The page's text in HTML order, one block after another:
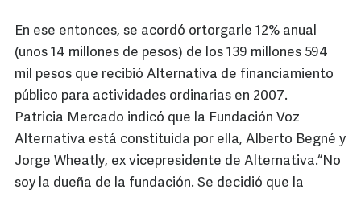
En ese entonces, se acordó ortorgarle 12% anual
(unos 14 millones de pesos) de los 139 millones 594
mil pesos que recibió Alternativa de financiamiento
público para actividades ordinarias en 2007.
Patricia Mercado indicó que la Fundación Voz
Alternativa está constituida por ella, Alberto Begné y
Jorge Wheatly, ex vicepresidente de Alternativa.“No
soy la dueña de la fundación. Se decidió que la